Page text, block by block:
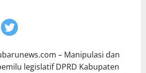
– Manipulasi dan
legislatif DPRD Kabupaten